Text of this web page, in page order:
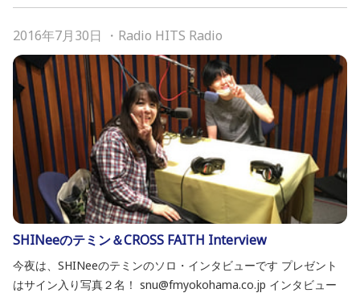
2016年7月30日 ・ Radio HITS Radio
SHINeeのテミン＆CROSS FAITH Interview
今夜は、SHINeeのテミンのソロ・インタビューです プレゼント
はサイン入り写真２名！ snu@fmyokohama.co.jp インタビュー